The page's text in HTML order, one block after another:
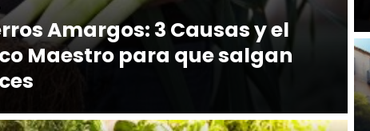
Amargos: 3 Causas y el
Maestro para que salgan